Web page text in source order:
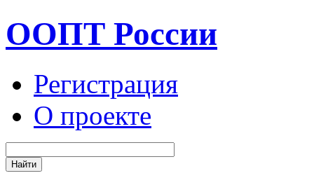
ООПТ России
Регистрация
О проекте